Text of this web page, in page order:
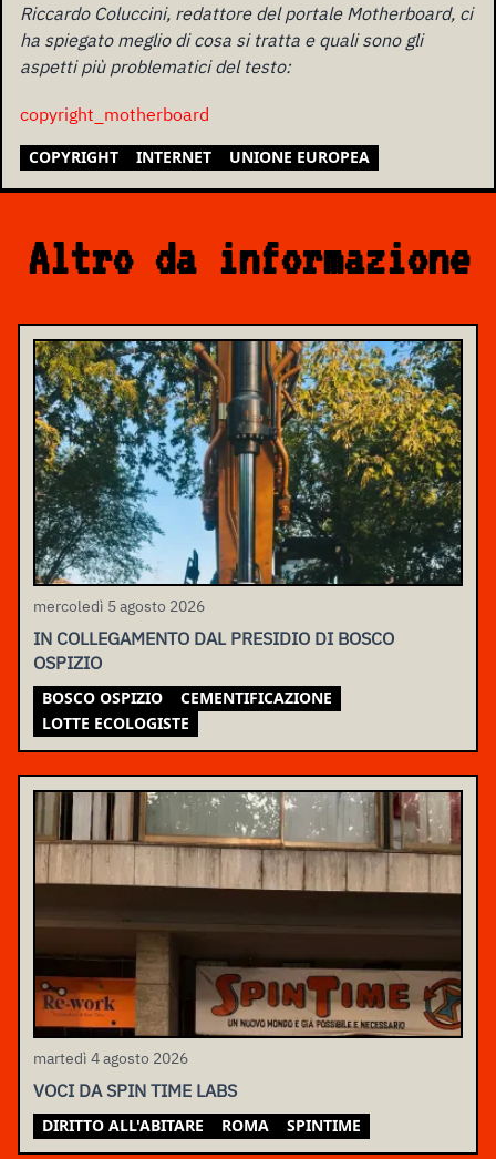
Riccardo Coluccini, redattore del portale Motherboard, ci
ha spiegato meglio di cosa si tratta e quali sono gli
aspetti più problematici del testo:
copyright_motherboard
COPYRIGHT INTERNET UNIONE EUROPEA
Altro da informazione
mercoledì 5 agosto 2026
IN COLLEGAMENTO DAL PRESIDIO DI BOSCO
OSPIZIO
BOSCO OSPIZIO
CEMENTIFICAZIONE
LOTTE ECOLOGISTE
martedì 4 agosto 2026
VOCI DA SPIN TIME LABS
DIRITTO ALL'ABITARE ROMA SPINTIME